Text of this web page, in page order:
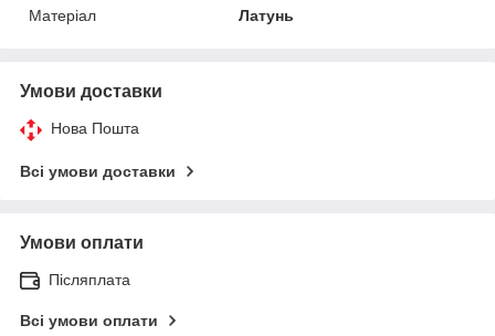
Матеріал
Латунь
Умови доставки
Нова Пошта
Всі умови доставки
Умови оплати
Післяплата
Всі умови оплати